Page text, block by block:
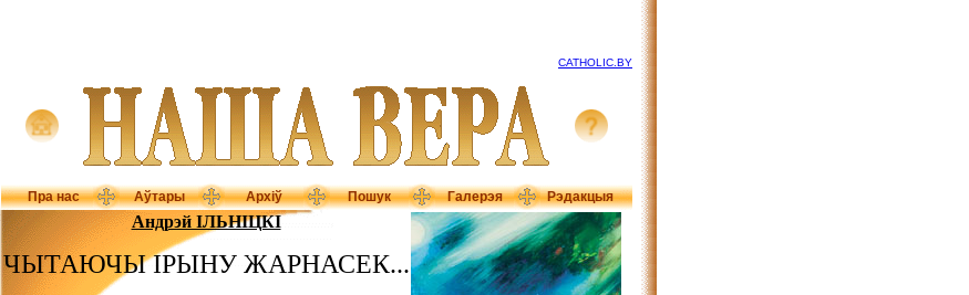
CATHOLIC.BY
Пра нас Аўтары Архіў Пошук Галерэя Рэдакцыя
Андрэй ІЛЬНІЦКІ
ЧЫТАЮЧЫ ІРЫНУ ЖАРНАСЕК...